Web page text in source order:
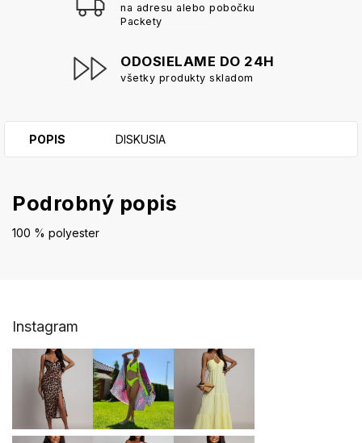
na adresu alebo pobočku
Packety
ODOSIELAME DO 24H
všetky produkty skladom
POPIS DISKUSIA
Podrobný popis
100 % polyester
Instagram